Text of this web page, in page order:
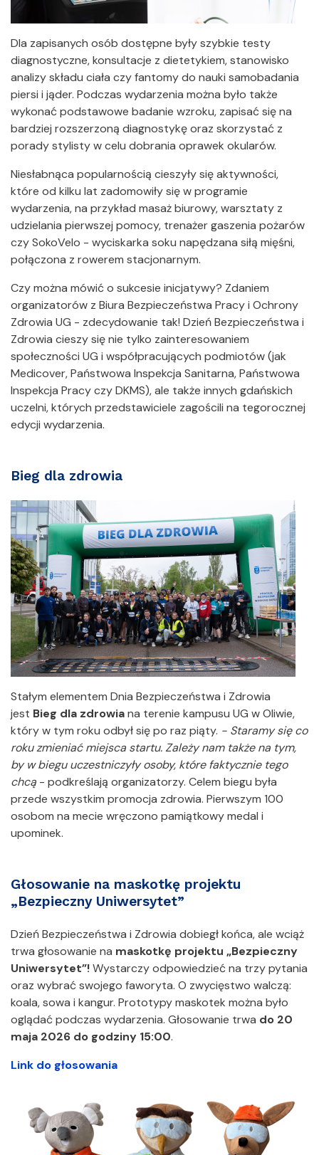
Dla zapisanych osób dostępne były szybkie testy
diagnostyczne, konsultacje z dietetykiem, stanowisko
analizy składu ciała czy fantomy do nauki samobadania
piersi i jąder. Podczas wydarzenia można było także
wykonać podstawowe badanie wzroku, zapisać się na
bardziej rozszerzoną diagnostykę oraz skorzystać z
porady stylisty w celu dobrania oprawek okularów.
Niesłabnąca popularnością cieszyły się aktywności,
które od kilku lat zadomowiły się w programie
wydarzenia, na przykład masaż biurowy, warsztaty z
udzielania pierwszej pomocy, trenażer gaszenia pożarów
czy SokoVelo - wyciskarka soku napędzana siłą mięśni,
połączona z rowerem stacjonarnym.
Czy można mówić o sukcesie inicjatywy? Zdaniem
organizatorów z Biura Bezpieczeństwa Pracy i Ochrony
Zdrowia UG - zdecydowanie tak! Dzień Bezpieczeństwa i
Zdrowia cieszy się nie tylko zainteresowaniem
społeczności UG i współpracujących podmiotów (jak
Medicover, Państwowa Inspekcja Sanitarna, Państwowa
Inspekcja Pracy czy DKMS), ale także innych gdańskich
uczelni, których przedstawiciele zagościli na tegorocznej
edycji wydarzenia.
Bieg dla zdrowia
Stałym elementem Dnia Bezpieczeństwa i Zdrowia
jest Bieg dla zdrowiana terenie kampusu UG w Oliwie,
który w tym roku odbył się po raz piąty. - Staramy się co
roku zmieniać miejsca startu. Zależy nam także na tym,
by w biegu uczestniczyły osoby, które faktycznie tego
chcą - podkreślają organizatorzy. Celem biegu była
przede wszystkim promocja zdrowia. Pierwszym 100
osobom na mecie wręczono pamiątkowy medal i
upominek.
Głosowanie na maskotkę projektu
„Bezpieczny Uniwersytet”
Dzień Bezpieczeństwa i Zdrowia dobiegł końca, ale wciąż
trwa głosowanie na maskotkę projektu „Bezpieczny
Uniwersytet”!Wystarczy odpowiedzieć na trzy pytania
oraz wybrać swojego faworyta. O zwycięstwo walczą:
koala, sowa i kangur. Prototypy maskotek można było
oglądać podczas wydarzenia. Głosowanie trwa do 20
maja 2026 do godziny 15:00.
Link do głosowania